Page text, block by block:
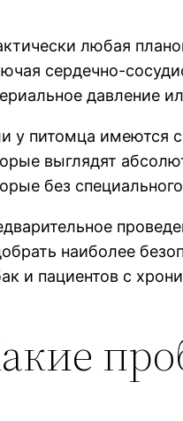
любая
сердечно-
давление
у питомца имеются
выглядят
без
наиболее
и пациентов с